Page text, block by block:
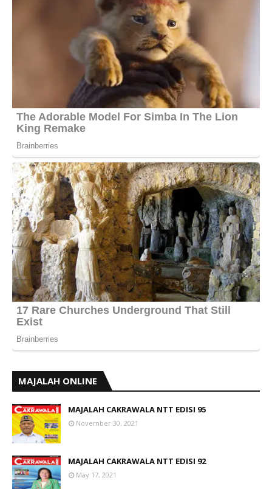
MAJALAH ONLINE
MAJALAH CAKRAWALA NTT EDISI 95
November 30, 2021
MAJALAH CAKRAWALA NTT EDISI 92
May 17, 2021